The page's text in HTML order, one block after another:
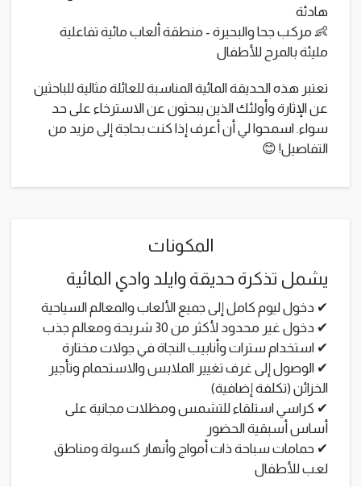
هادئة
👶 مركب جحا والبحيرة - منطقة ألعاب مائية تفاعلية
مليئة بالمرح للأطفال
تعتبر هذه الحديقة المائية المناسبة للعائلة مثالية للباحثين
عن الإثارة وأولئك الذين يبحثون عن الاسترخاء على حد
سواء. اسمحوا لي أن أعرف إذا كنت بحاجة إلى مزيد من
التفاصيل! 😊
المكونات
يشمل تذكرة حديقة وايلد وادي المائية
✔ دخول ليوم كامل إلى جميع الألعاب والمعالم السياحية
✔ دخول غير محدود لأكثر من 30 شريحة ومعالم جذب
✔ استخدام سترات وأنابيب النجاة في جولات مختارة
✔ الوصول إلى غرف تغيير الملابس والاستحمام وتأجير
الخزائن (تكلفة إضافية)
✔ كراسي استلقاء للتشمس ومظلات مجانية على
أساس أسبقية الحضور
✔ حمامات سباحة ذات أمواج وأنهار كسولة ومناطق
لعب للأطفال